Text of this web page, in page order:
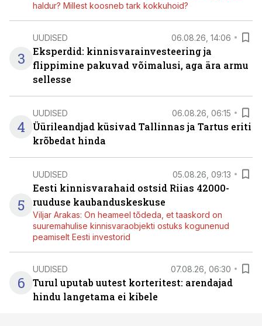
haldur? Millest koosneb tark kokkuhoid?
3
UUDISED 06.08.26, 14:06
Eksperdid: kinnisvarainvesteering ja
flippimine pakuvad võimalusi, aga ära armu
sellesse
4
UUDISED 06.08.26, 06:15
Üürileandjad küsivad Tallinnas ja Tartus eriti
krõbedat hinda
5
UUDISED 05.08.26, 09:13
Eesti kinnisvarahaid ostsid Riias 42000-
ruuduse kaubanduskeskuse
Viljar Arakas: On heameel tõdeda, et taaskord on
suuremahulise kinnisvaraobjekti ostuks kogunenud
peamiselt Eesti investorid
6
UUDISED 07.08.26, 06:30
Turul uputab uutest korteritest: arendajad
hindu langetama ei kibele